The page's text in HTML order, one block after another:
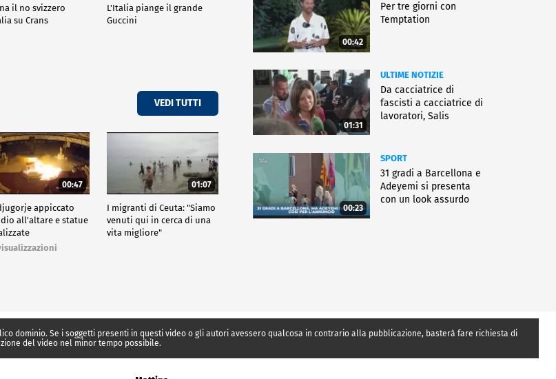
il no svizzero
su Crans
L'Italia piange il grande
Guccini
VEDI TUTTI
00:47
appiccato
all'altare e statue
01:07
I migranti di Ceuta: "Siamo
venuti qui in cerca di una
vita migliore"
00:42
Per tre giorni con
Temptation
01:31
ULTIME NOTIZIE
Da cacciatrice di
fascisti a cacciatrice di
lavoratori, Salis
00:23
SPORT
31 gradi a Barcellona e
Adeyemi si presenta
con un look assurdo
dominio. Se i soggetti presenti in questi video o gli autori avessero qualcosa in contrario alla pubblicazione, basterà fare richiesta di
del video nel minor tempo possibile.